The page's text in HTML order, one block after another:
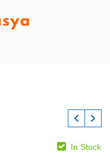
In Stock